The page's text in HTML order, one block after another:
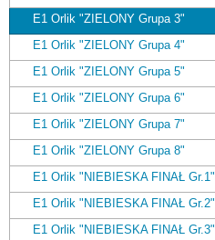
E1 Orlik "ZIELONY Grupa 3"
E1 Orlik "ZIELONY Grupa 4"
E1 Orlik "ZIELONY Grupa 5"
E1 Orlik "ZIELONY Grupa 6"
E1 Orlik "ZIELONY Grupa 7"
E1 Orlik "ZIELONY Grupa 8"
E1 Orlik "NIEBIESKA FINAŁ Gr.1"
E1 Orlik "NIEBIESKA FINAŁ Gr.2"
E1 Orlik "NIEBIESKA FINAŁ Gr.3"